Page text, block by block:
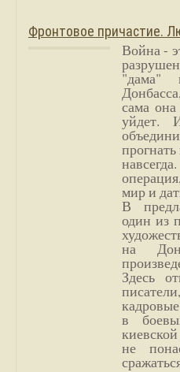
Фронтовое причастие.
Война -
"дама"
сама
уйдет.
мир и
В
один из
на
Здесь
в
не